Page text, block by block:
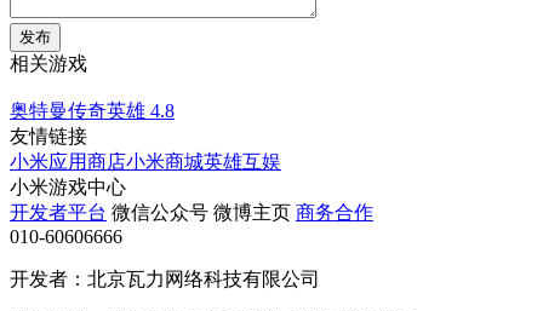
发布
相关游戏
奥特曼传奇英雄 4.8
友情链接
小米应用商店小米商城英雄互娱
小米游戏中心
开发者平台 微信公众号 微博主页 商务合作
010-60606666
开发者：北京瓦力网络科技有限公司